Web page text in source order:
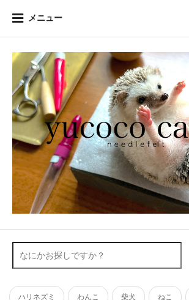
メニュー
ハリネズミ わんこ 柴犬 ねこ